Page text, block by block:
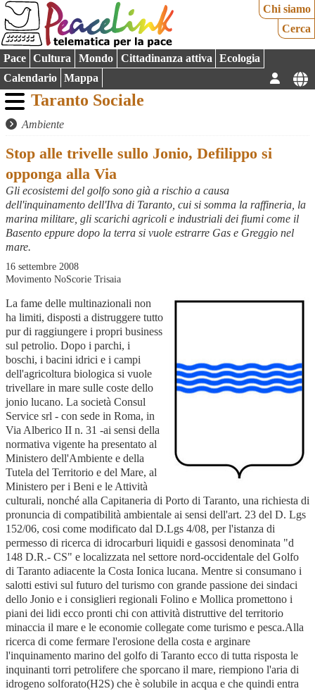
Chi siamo
Cerca
Pace Cultura Mondo Cittadinanza attiva
Ecologia
Calendario
Mappa
Taranto Sociale
Ambiente
Stop alle trivelle sullo Jonio, Defilippo si
opponga alla Via
Gli ecosistemi del golfo sono già a rischio a causa
dell'inquinamento dell'Ilva di Taranto, cui si somma la raffineria, la
marina militare, gli scarichi agricoli e industriali dei fiumi come il
Basento eppure dopo la terra si vuole estrarre Gas e Greggio nel
mare.
16 settembre 2008
Movimento NoScorie Trisaia
La fame delle multinazionali non
ha limiti, disposti a distruggere tutto
pur di raggiungere i propri business
sul petrolio. Dopo i parchi, i
boschi, i bacini idrici e i campi
dell'agricoltura biologica si vuole
trivellare in mare sulle coste dello
jonio lucano. La società Consul
Service srl - con sede in Roma, in
Via Alberico II n. 31 -ai sensi della
normativa vigente ha presentato al
Ministero dell'Ambiente e della
Tutela del Territorio e del Mare, al
Ministero per i Beni e le Attività
culturali, nonché alla Capitaneria di Porto di Taranto, una richiesta di
pronuncia di compatibilità ambientale ai sensi dell'art. 23 del D. Lgs
152/06, cosi come modificato dal D.Lgs 4/08, per l'istanza di
permesso di ricerca di idrocarburi liquidi e gassosi denominata "d
148 D.R.- CS" e localizzata nel settore nord-occidentale del Golfo
di Taranto adiacente la Costa Ionica lucana. Mentre si consumano i
salotti estivi sul futuro del turismo con grande passione dei sindaci
dello Jonio e i consiglieri regionali Folino e Mollica promettono i
piani dei lidi ecco pronti chi con attività distruttive del territorio
minaccia il mare e le economie collegate come turismo e pesca.Alla
ricerca di come fermare l'erosione della costa e arginare
l'inquinamento marino del golfo di Taranto ecco di tutta risposta le
inquinanti torri petrolifere che sporcano il mare, riempiono l'aria di
idrogeno solforato(H2S) che è solubile in acqua e che quindi entra